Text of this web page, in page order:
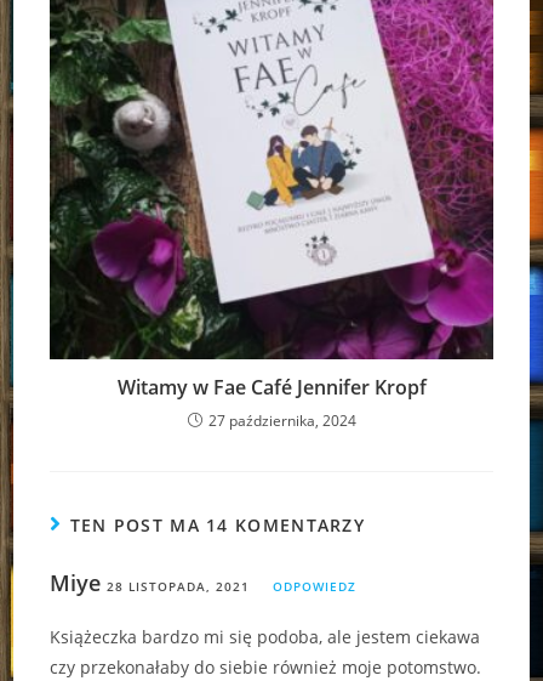
Witamy w Fae Café Jennifer Kropf
27 października, 2024
TEN POST MA 14 KOMENTARZY
Miye 28 LISTOPADA, 2021 ODPOWIEDZ
Książeczka bardzo mi się podoba, ale jestem ciekawa
czy przekonałaby do siebie również moje potomstwo.